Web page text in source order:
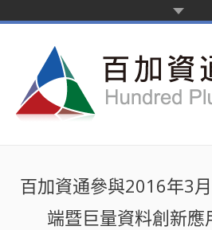
关于我们
百加資通參與2016年3
端暨巨量資料創新應